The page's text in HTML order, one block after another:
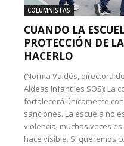
COLUMNISTAS
CUANDO LA
PROTECCIÓN DE
HACERLO
(Norma Valdés, directora
Aldeas Infantiles SOS): La
fortalecerá únicamente
sanciones. La escuela no
violencia; muchas veces
hace visible. Si queremos